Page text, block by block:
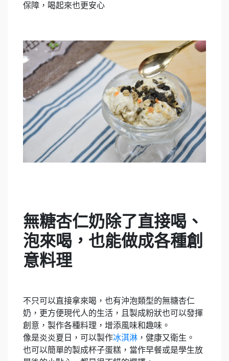
保障，喝起來也更安心
無糖杏仁奶除了直接喝、
泡來喝，也能做成各種創
意料理
不只可以直接拿來喝，也有沖泡類型的無糖杏仁
奶，更方便現代人的生活，且製成粉狀也可以發揮
創意，製作各種料理，增添風味和趣味。
像是炎炎夏日，可以製作冰淇淋 ，健康又衛生。
也可以簡單的製成杯子蛋糕，當作早餐或是學生放